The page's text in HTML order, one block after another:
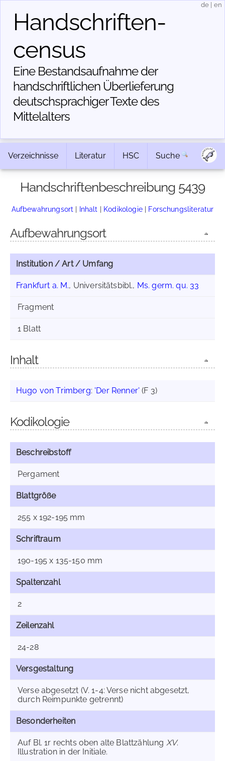
Handschriften­
census
Eine Bestandsaufnahme der
handschriftlichen Über­lieferung
deutschsprachiger Texte des
Mittelalters
de en
Verzeichnisse Literatur HSC Suche
Handschriftenbeschreibung 5439
Aufbewahrungsort | Inhalt | Kodikologie| Forschungsliteratur
Aufbewahrungsort
Institution / Art / Umfang
Frankfurt a. M., Universitätsbibl., Ms. germ. qu. 33
Fragment
1 Blatt
Inhalt
Hugo von Trimberg: 'Der Renner' (F 3)
Kodikologie
Beschreibstoff
Pergament
Blattgröße
255 x 192-195 mm
Schriftraum
190-195 x 135-150 mm
Spaltenzahl
2
Zeilenzahl
24-28
Versgestaltung
Verse abgesetzt (V. 1-4: Verse nicht abgesetzt,
durch Reimpunkte getrennt)
Besonderheiten
Auf Bl. 1r rechts oben alte Blattzählung XV.
Illustration in der Initiale.